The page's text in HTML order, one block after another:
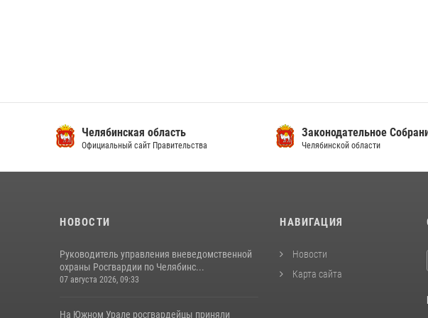
Челябинская область
Официальный сайт Правительства
Законодательное
Челябинской области
НОВОСТИ
Руководитель управления вневедомственной
охраны Росгвардии по Челябинс...
07 августа 2026, 09:33
На Южном Урале росгвардейцы приняли
НАВИГАЦИЯ
Новости
Карта сайта